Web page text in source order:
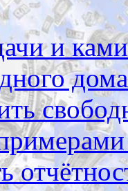
и
дома